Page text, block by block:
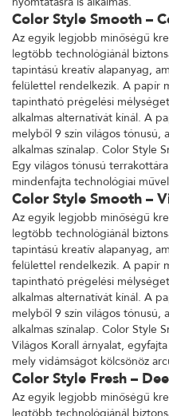
Color Style Smooth –
Az egyik legjobb minőségű
legtöbb technológiánál
tapintású kreatív alapanyag,
felülettel rendelkezik. A papír
tapintható prégelési
alkalmas alternatívát kínál. A
melyből 9 szín világos tónusú,
alkalmas színalap. Color Style
Egy világos tónusú
mindenfajta technológiai
Color Style Smooth –
Az egyik legjobb minőségű
legtöbb technológiánál
tapintású kreatív alapanyag,
felülettel rendelkezik. A papír
tapintható prégelési
alkalmas alternatívát kínál. A
melyből 9 szín világos tónusú,
alkalmas színalap. Color Style
Világos Korall árnyalat,
mely vidámságot kölcsönöz
Color Style Fresh –
Az egyik legjobb minőségű